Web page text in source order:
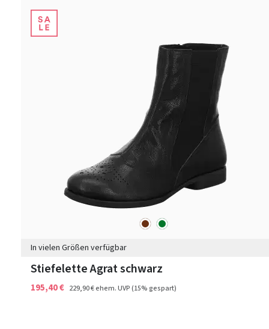
braungrün
In vielen Größen verfügbar
Stiefelette Agrat schwarz
195,40 € 229,90 €ehem. UVP(15% gespart)